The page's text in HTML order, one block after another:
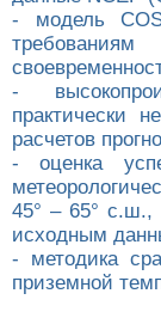
- модель
-
практически
расчетов
- оценка
45° – 65° с.ш.,
исходным
- методика
приземной